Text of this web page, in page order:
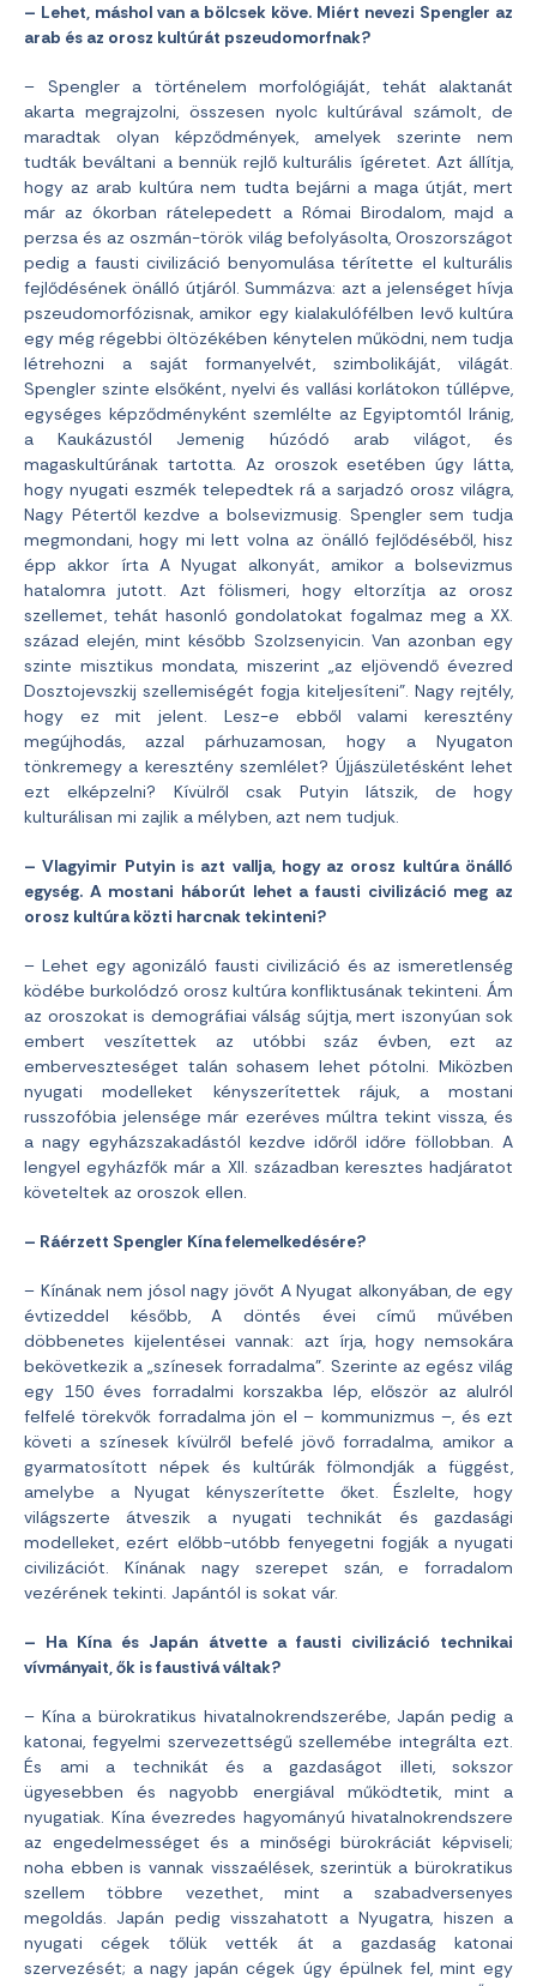
– Lehet, máshol van a bölcsek köve. Miért nevezi Spengler az
arab és az orosz kultúrát pszeudomorfnak?
– Spengler a történelem morfológiáját, tehát alaktanát
akarta megrajzolni, összesen nyolc kultúrával számolt, de
maradtak olyan képződmények, amelyek szerinte nem
tudták beváltani a bennük rejlő kulturális ígéretet. Azt állítja,
hogy az arab kultúra nem tudta bejárni a maga útját, mert
már az ókorban rátelepedett a Római Birodalom, majd a
perzsa és az oszmán-török világ befolyásolta, Oroszországot
pedig a fausti civilizáció benyomulása térítette el kulturális
fejlődésének önálló útjáról. Summázva: azt a jelenséget hívja
pszeudomorfózisnak, amikor egy kialakulófélben levő kultúra
egy még régebbi öltözékében kénytelen működni, nem tudja
létrehozni a saját formanyelvét, szimbolikáját, világát.
Spengler szinte elsőként, nyelvi és vallási korlátokon túllépve,
egységes képződményként szemlélte az Egyiptomtól Iránig,
a Kaukázustól Jemenig húzódó arab világot, és
magaskultúrának tartotta. Az oroszok esetében úgy látta,
hogy nyugati eszmék telepedtek rá a sarjadzó orosz világra,
Nagy Pétertől kezdve a bolsevizmusig. Spengler sem tudja
megmondani, hogy mi lett volna az önálló fejlődéséből, hisz
épp akkor írta A Nyugat alkonyát, amikor a bolsevizmus
hatalomra jutott. Azt fölismeri, hogy eltorzítja az orosz
szellemet, tehát hasonló gondolatokat fogalmaz meg a XX.
század elején, mint később Szolzsenyicin. Van azonban egy
szinte misztikus mondata, miszerint „az eljövendő évezred
Dosztojevszkij szellemiségét fogja kiteljesíteni”. Nagy rejtély,
hogy ez mit jelent. Lesz-e ebből valami keresztény
megújhodás, azzal párhuzamosan, hogy a Nyugaton
tönkremegy a keresztény szemlélet? Újjászületésként lehet
ezt elképzelni? Kívülről csak Putyin látszik, de hogy
kulturálisan mi zajlik a mélyben, azt nem tudjuk.
– Vlagyimir Putyin is azt vallja, hogy az orosz kultúra önálló
egység. A mostani háborút lehet a fausti civilizáció meg az
orosz kultúra közti harcnak tekinteni?
– Lehet egy agonizáló fausti civilizáció és az ismeretlenség
ködébe burkolódzó orosz kultúra konfliktusának tekinteni. Ám
az oroszokat is demográfiai válság sújtja, mert iszonyúan sok
embert veszítettek az utóbbi száz évben, ezt az
emberveszteséget talán sohasem lehet pótolni. Miközben
nyugati modelleket kényszerítettek rájuk, a mostani
russzofóbia jelensége már ezeréves múltra tekint vissza, és
a nagy egyházszakadástól kezdve időről időre föllobban. A
lengyel egyházfők már a XII. században keresztes hadjáratot
követeltek az oroszok ellen.
– Ráérzett Spengler Kína felemelkedésére?
– Kínának nem jósol nagy jövőt A Nyugat alkonyában, de egy
évtizeddel később, A döntés évei című művében
döbbenetes kijelentései vannak: azt írja, hogy nemsokára
bekövetkezik a „színesek forradalma”. Szerinte az egész világ
egy 150 éves forradalmi korszakba lép, először az alulról
felfelé törekvők forradalma jön el – kommunizmus –, és ezt
követi a színesek kívülről befelé jövő forradalma, amikor a
gyarmatosított népek és kultúrák fölmondják a függést,
amelybe a Nyugat kényszerítette őket. Észlelte, hogy
világszerte átveszik a nyugati technikát és gazdasági
modelleket, ezért előbb-utóbb fenyegetni fogják a nyugati
civilizációt. Kínának nagy szerepet szán, e forradalom
vezérének tekinti. Japántól is sokat vár.
– Ha Kína és Japán átvette a fausti civilizáció technikai
vívmányait, ők is faustivá váltak?
– Kína a bürokratikus hivatalnokrendszerébe, Japán pedig a
katonai, fegyelmi szervezettségű szellemébe integrálta ezt.
És ami a technikát és a gazdaságot illeti, sokszor
ügyesebben és nagyobb energiával működtetik, mint a
nyugatiak. Kína évezredes hagyományú hivatalnokrendszere
az engedelmességet és a minőségi bürokráciát képviseli;
noha ebben is vannak visszaélések, szerintük a bürokratikus
szellem többre vezethet, mint a szabadversenyes
megoldás. Japán pedig visszahatott a Nyugatra, hiszen a
nyugati cégek tőlük vették át a gazdaság katonai
szervezését; a nagy japán cégek úgy épülnek fel, mint egy